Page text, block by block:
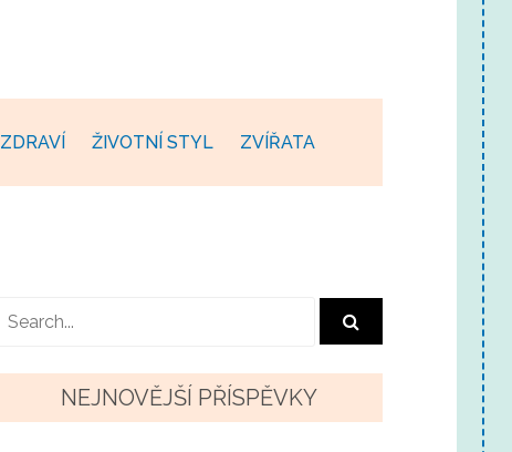
ZDRAVÍ ŽIVOTNÍ STYL ZVÍŘATA
NEJNOVĚJŠÍ PŘÍSPĚVKY